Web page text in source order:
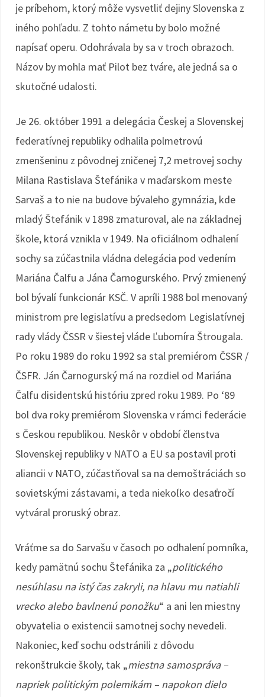
je príbehom, ktorý môže vysvetliť dejiny Slovenska z
iného pohľadu. Z tohto námetu by bolo možné
napísať operu. Odohrávala by sa v troch obrazoch.
Názov by mohla mať Pilot bez tváre, ale jedná sa o
skutočné udalosti.
Je 26. október 1991 a delegácia Českej a Slovenskej
federatívnej republiky odhalila polmetrovú
zmenšeninu z pôvodnej zničenej 7,2 metrovej sochy
Milana Rastislava Štefánika v maďarskom meste
Sarvaš a to nie na budove bývaleho gymnázia, kde
mladý Štefánik v 1898 zmaturoval, ale na základnej
škole, ktorá vznikla v 1949. Na oficiálnom odhalení
sochy sa zúčastnila vládna delegácia pod vedením
Mariána Čalfu a Jána Čarnogurského. Prvý zmienený
bol bývalí funkcionár KSČ. V apríli 1988 bol menovaný
ministrom pre legislatívu a predsedom Legislatívnej
rady vlády ČSSR v šiestej vláde Ľubomíra Štrougala.
Po roku 1989 do roku 1992 sa stal premiérom ČSSR /
ČSFR. Ján Čarnogurský má na rozdiel od Mariána
Čalfu disidentskú históriu zpred roku 1989. Po ‘89
bol dva roky premiérom Slovenska v rámci federácie
s Českou republikou. Neskôr v období členstva
Slovenskej republiky v NATO a EU sa postavil proti
aliancii v NATO, zúčastňoval sa na demoštráciách so
sovietskými zástavami, a teda niekoľko desaťročí
vytváral proruský obraz.
Vráťme sa do Sarvašu v časoch po odhalení pomníka,
kedy pamätnú sochu Štefánika za „politického
nesúhlasu na istý čas zakryli, na hlavu mu natiahli
vrecko alebo bavlnenú ponožku“ a ani len miestny
obyvatelia o existencii samotnej sochy nevedeli.
Nakoniec, keď sochu odstránili z dôvodu
rekonštrukcie školy, tak „miestna samospráva –
napriek politickým polemikám – napokon dielo